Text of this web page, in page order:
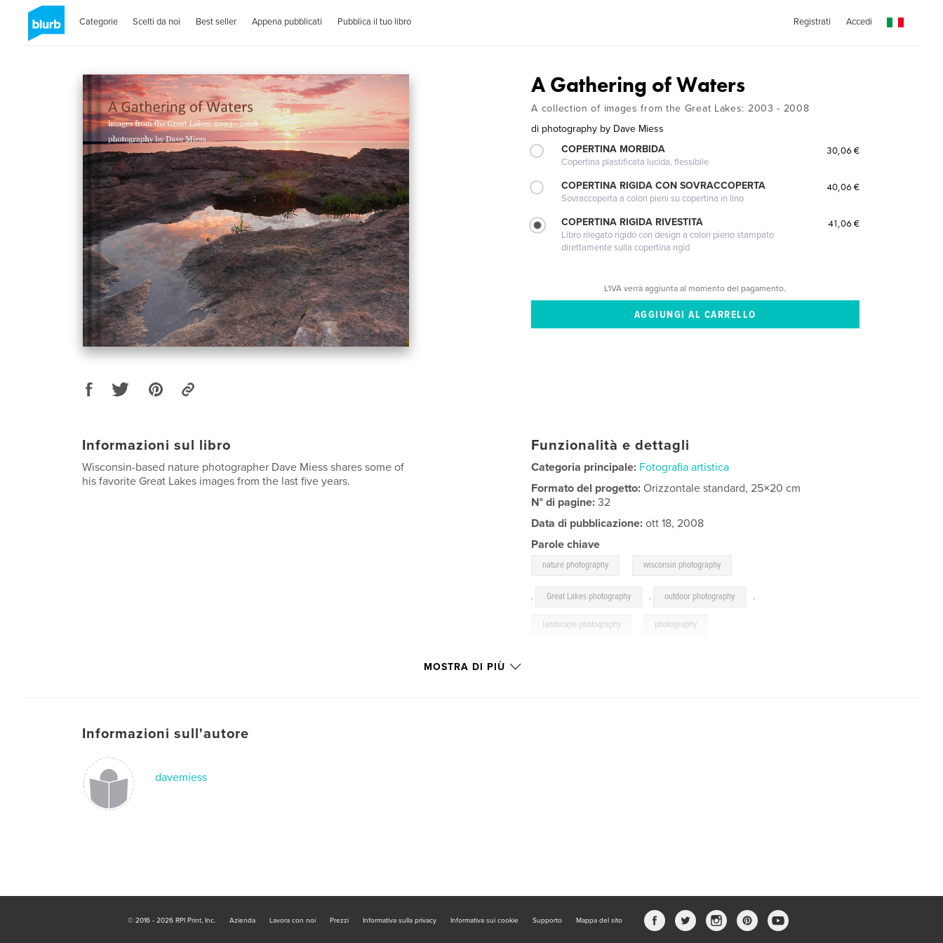
Categorie Scelti da noi Best seller Appena pubblicati Pubblica il tuo libro Registrati Accedi
A Gathering of Waters
A collection of images from the Great Lakes: 2003 - 2008
di photography by Dave Miess
COPERTINA MORBIDA
Copertina plastificata lucida, flessibile
30,06 €
COPERTINA RIGIDA CON SOVRACCOPERTA
Sovraccoperta a colori pieni su copertina in lino
40,06 €
COPERTINA RIGIDA RIVESTITA
Libro rilegato rigido con design a colori pieno stampato
direttamente sulla copertina rigid
41,06 €
L'IVA verrà aggiunta al momento del pagamento.
Informazioni sul libro
Wisconsin-based nature photographer Dave Miess shares some of
his favorite Great Lakes images from the last five years.
Funzionalità e dettagli
Categoria principale: Fotografia artistica
Formato del progetto:Orizzontale standard, 25×20 cm
N° di pagine:32
Data di pubblicazione: ott 18, 2008
Parole chiave
nature photography wisconsin photography
, Great Lakes photography , outdoor photography ,
landscape photography , photography
MOSTRA DI PIÙ
Informazioni sull'autore
davemiess
© 2016 - 2026 RPI Print, Inc. Azienda Lavora con noi Prezzi Informativa sulla privacy Informativa sui cookie Supporto Mappa del sito